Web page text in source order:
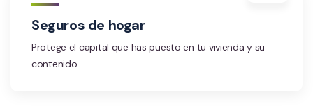
Seguros de hogar
Protege el capital que has puesto en tu vivienda y su
contenido.